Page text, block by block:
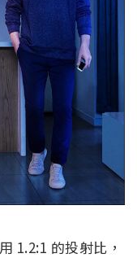
1.2:1 的投射比，